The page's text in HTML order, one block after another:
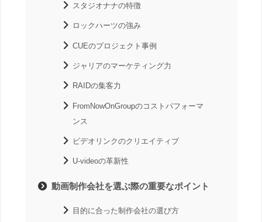
スタジオナナの特徴
ロックハーツの強み
CUEのプロジェクト事例
ジャリアのマーケティング力
RAIDの集客力
FromNowOnGroupのコストパフォーマ
ンス
ビデオリンクのクリエイティブ
U-videoの革新性
動画制作会社を選ぶ際の重要なポイント
目的に合った制作会社の選び方